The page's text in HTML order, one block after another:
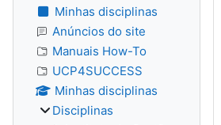
Minhas disciplinas
Anúncios do site
Manuais How-To
UCP4SUCCESS
Minhas disciplinas
Disciplinas